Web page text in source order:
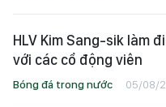
HLV Kim Sang-sik làm
với các cổ động viên
Bóng đá trong nước 05/08/